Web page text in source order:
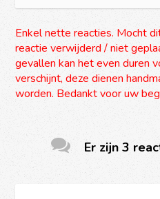
Enkel nette reacties. Mocht
reactie verwijderd / niet
gevallen kan het even duren
verschijnt, deze dienen
worden. Bedankt voor uw
Er zijn 3